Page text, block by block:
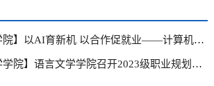
AI育新机 以合作促就业——计算机学院与湘南湘西软件园共创育人新范式
语言文学学院召开2023级职业规划指导与安全教育系列年级大会